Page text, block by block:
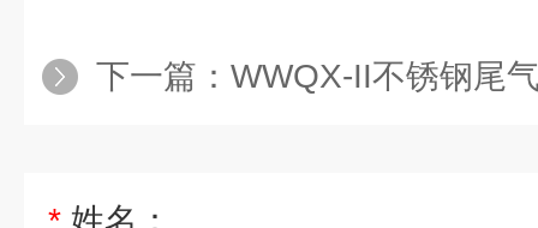
下一篇： WWQX-II不锈钢尾
* 姓名：